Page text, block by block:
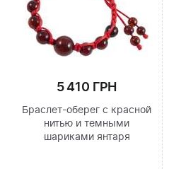
5 410 ГРН
Браслет-оберег с красной
нитью и темными
шариками янтаря